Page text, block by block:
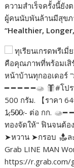
ความสำเร็จครั้งนี้ยัง
ผู้คนนับพันล้านมีสุข
“Healthier,
ทุเรียนเกรดพรีเ
คือคุณภาพที่พร้อมเสิ
หน้าบ้านทุกออเดอร์
━ ━ ━ ━ ━
#โป
500 กรัม. 【ราคา
1̷,5̷0̷0̷.- ต่อ กก.
━
ทองจัดให้" ฟินจนต้
➤หวาน ➤กรอบ
ล
Grab LINE MAN
https://r.grab.com/